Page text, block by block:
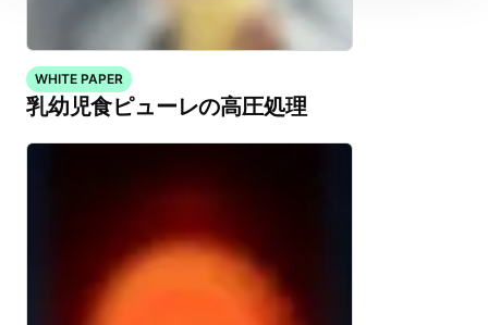
WHITE PAPER
乳幼児食ピューレの高圧処理